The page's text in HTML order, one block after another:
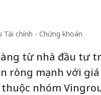
Tài chính - Chứng khoán
từ nhà đầu tư
ròng mạnh với
nhóm